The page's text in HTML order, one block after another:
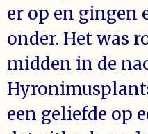
er op en gingen
onder. Het was
midden in de
een geliefde op